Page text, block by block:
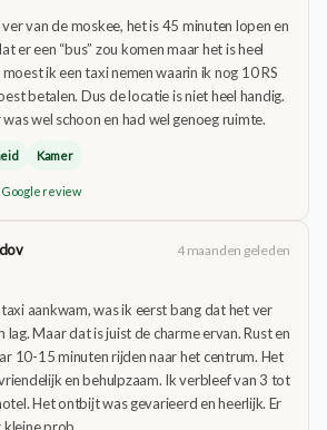
van de moskee, het is 45 minuten lopen en
er een “bus” zou komen maar het is heel
ik een taxi nemen waarin ik nog 10 RS
betalen. Dus de locatie is niet heel handig.
wel schoon en had wel genoeg ruimte.
Kamer
review
4 maanden geleden
aankwam, was ik eerst bang dat het ver
lag. Maar dat is juist de charme ervan. Rust en
10-15 minuten rijden naar het centrum. Het
en behulpzaam. Ik verbleef van 3 tot
Het ontbijt was gevarieerd en heerlijk. Er
prob…